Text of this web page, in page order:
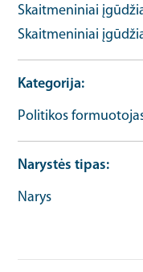
Skaitmeniniai
Skaitmeniniai
Kategorija
Politikos
Narystės tipas
Narys